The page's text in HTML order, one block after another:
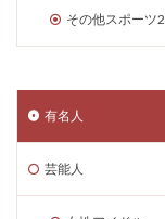
その他スポーツ2
有名人
芸能人